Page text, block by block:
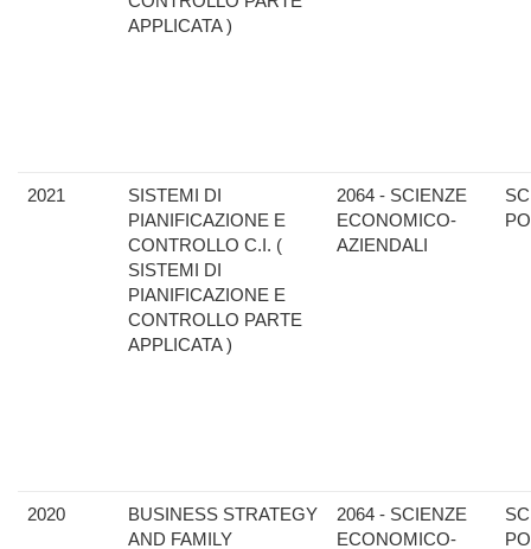
APPLICATA )
2021
SISTEMI DI
PIANIFICAZIONE E
CONTROLLO C.I. (
SISTEMI DI
PIANIFICAZIONE E
CONTROLLO PARTE
APPLICATA )
2064 - SCIENZE
ECONOMICO-
AZIENDALI
2020
BUSINESS STRATEGY
AND FAMILY
2064 - SCIENZE
ECONOMICO-